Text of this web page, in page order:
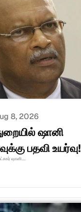
8, 2026
ஷானி
பதவி உயர்வு!
ஷானி....